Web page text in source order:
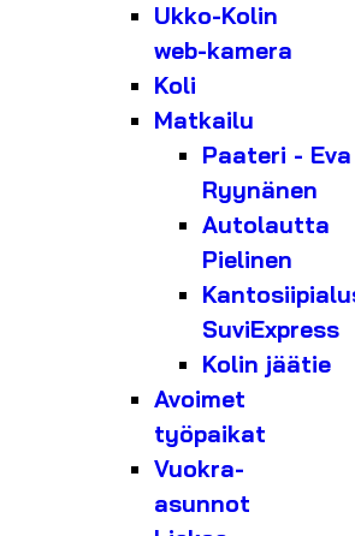
Ukko-Kolin
web-kamera
Koli
Matkailu
Paateri - Eva
Ryynänen
Autolautta
Pielinen
SuviExpress
Kolin jäätie
Avoimet
työpaikat
Vuokra-
asunnot